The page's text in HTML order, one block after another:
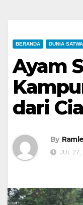
BERANDA DUNIA SATWA
Ayam
dari
By
JUL 27,